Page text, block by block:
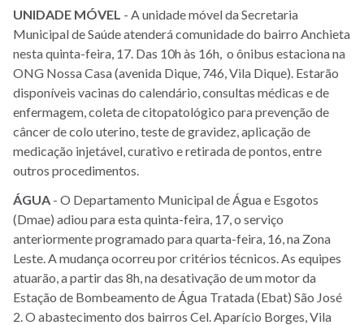
UNIDADE MÓVEL - A unidade móvel da Secretaria
Municipal de Saúde atenderá comunidade do bairro Anchieta
nesta quinta-feira, 17. Das 10h às 16h, o ônibus estaciona na
ONG Nossa Casa (avenida Dique, 746, Vila Dique). Estarão
disponíveis vacinas do calendário, consultas médicas e de
enfermagem, coleta de citopatológico para prevenção de
câncer de colo uterino, teste de gravidez, aplicação de
medicação injetável, curativo e retirada de pontos, entre
outros procedimentos.
ÁGUA - O Departamento Municipal de Água e Esgotos
(Dmae) adiou para esta quinta-feira, 17, o serviço
anteriormente programado para quarta-feira, 16, na Zona
Leste. A mudança ocorreu por critérios técnicos. As equipes
atuarão, a partir das 8h, na desativação de um motor da
Estação de Bombeamento de Água Tratada (Ebat) São José
2. O abastecimento dos bairros Cel. Aparício Borges, Vila